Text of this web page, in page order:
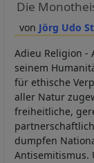
Jörg Udo
Die
Adieu Religion -
seinem
für ethische
aller Natur
freiheitliche,
dumpfen
Antisemitismus.